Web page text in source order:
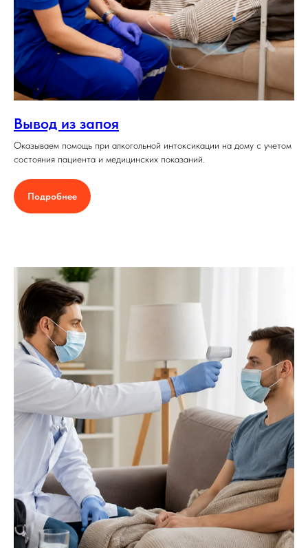
Вывод из запоя
Оказываем помощь при алкогольной интоксикации на дому с учетом
состояния пациента и медицинских показаний.
Подробнее